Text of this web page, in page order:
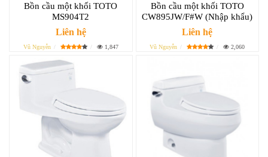
Bồn cầu một khối TOTO
MS904T2
Liên hệ
Vũ Nguyễn 1,847
Bồn cầu một khối TOTO
CW895JW/F#W (Nhập khẩu)
Liên hệ
Vũ Nguyễn 2,060